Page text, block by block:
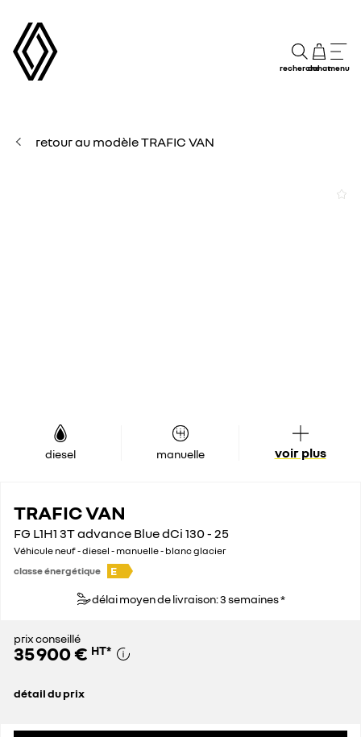
rechercheachatmenu
retour au modèle TRAFIC VAN
diesel manuelle voir plus
TRAFIC VAN
FG L1H1 3T advance Blue dCi 130 - 25
Véhicule neuf - diesel - manuelle - blanc glacier
classe énergétique
E
délai moyen de livraison: 3 semaines *
prix conseillé
35 900 € HT*
détail du prix